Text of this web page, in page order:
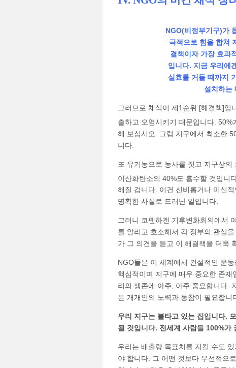
NGO(비정부기구)가
극적으로 힘을 합쳐
결책이자 가장 효과
입니다. 지금 우리에
실효를 거둘 때까지
설치하는
그러므로 채식이 제1순위 [해결책]입
출하고 오염시키기 때문입니다. 50%
해 보십시오. 그럼 지구에서 최소한
니다.
또 유기농으로 농사를 짓고 지구상
이산화탄소의 40%도 흡수할 것입니
해질 겁니다. 이건 신비롭거나 미신
명확한 사실로 드러난 일입니다.
그러니 코펜하겐 기후변화회의에서
를 알리고 호소해서 각 정부의 관심
가 그 의견을 듣고 이 해결책을 더욱
NGO들은 이 세계에서 건설적인 운
핵심적이며 지구에 매우 중요한 존
리의 생존에 아주, 아주 중요합니다.
든 개개인의 노력과 동참이 필요합니
우리 지구는 불타고 있는 집입니다.
될 것입니다. 전세계 사람들 100%가
우리는 배출량 목표치를 지킬 수도
야 합니다. 그 어떤 것보다 우선적으